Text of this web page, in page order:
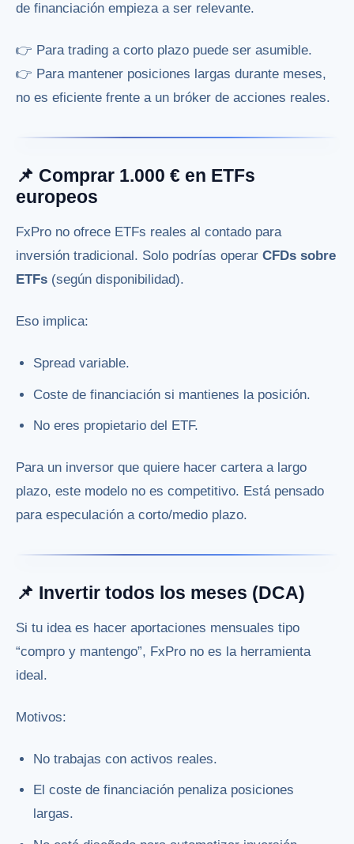
de financiación empieza a ser relevante.
👉 Para trading a corto plazo puede ser asumible.
👉 Para mantener posiciones largas durante meses,
no es eficiente frente a un bróker de acciones reales.
📌 Comprar 1.000 € en ETFs
europeos
FxPro no ofrece ETFs reales al contado para
inversión tradicional. Solo podrías operar CFDs sobre
ETFs (según disponibilidad).
Eso implica:
Spread variable.
Coste de financiación si mantienes la posición.
No eres propietario del ETF.
Para un inversor que quiere hacer cartera a largo
plazo, este modelo no es competitivo. Está pensado
para especulación a corto/medio plazo.
📌 Invertir todos los meses (DCA)
Si tu idea es hacer aportaciones mensuales tipo
“compro y mantengo”, FxPro no es la herramienta
ideal.
Motivos:
No trabajas con activos reales.
El coste de financiación penaliza posiciones
largas.